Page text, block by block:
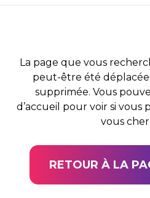
La page que vous
peut-être été
supprimée. Vous
d’accueil pour voir si
vous
RETOUR À LA